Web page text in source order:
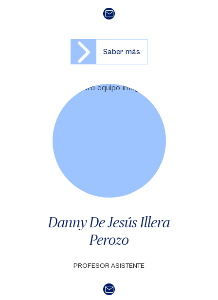
Saber más
Danny De Jesús Illera
Perozo
PROFESOR ASISTENTE